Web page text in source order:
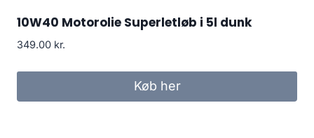
10W40 Motorolie Superletløb i 5l dunk
349.00 kr.
Køb her